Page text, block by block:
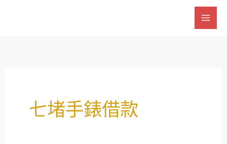
七堵手錶借款